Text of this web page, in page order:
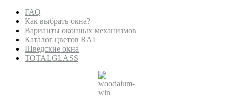
FAQ
Как выбрать окна?
Варианты оконных механизмов
Каталог цветов RAL
Шведские окна
TOTALGLASS